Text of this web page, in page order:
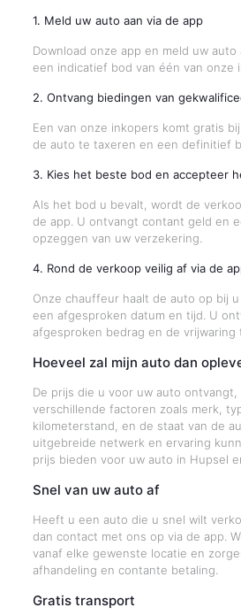
1. Meld uw auto aan via de app
Download onze app en meld uw
een indicatief bod van één van onze
2. Ontvang biedingen van
Een van onze inkopers komt gratis
de auto te taxeren en een definitief
3. Kies het beste bod en accepteer
Als het bod u bevalt, wordt de
de app. U ontvangt contant geld en
opzeggen van uw verzekering.
4. Rond de verkoop veilig af via de
Onze chauffeur haalt de auto op bij
een afgesproken datum en tijd. U
afgesproken bedrag en de vrijwaring
Hoeveel zal mijn auto dan
De prijs die u voor uw auto ontvangt,
verschillende factoren zoals merk,
kilometerstand, en de staat van de
uitgebreide netwerk en ervaring
prijs bieden voor uw auto in Hupsel
Snel van uw auto af
Heeft u een auto die u snel wilt
dan contact met ons op via de app.
vanaf elke gewenste locatie en
afhandeling en contante betaling.
Gratis transport